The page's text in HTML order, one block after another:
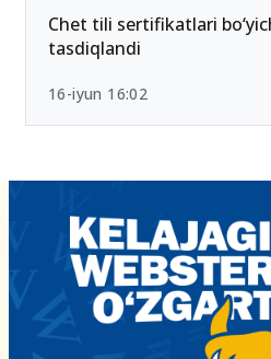
26-iyun 10:01
Chet tili sertifikatlari
tasdiqlandi